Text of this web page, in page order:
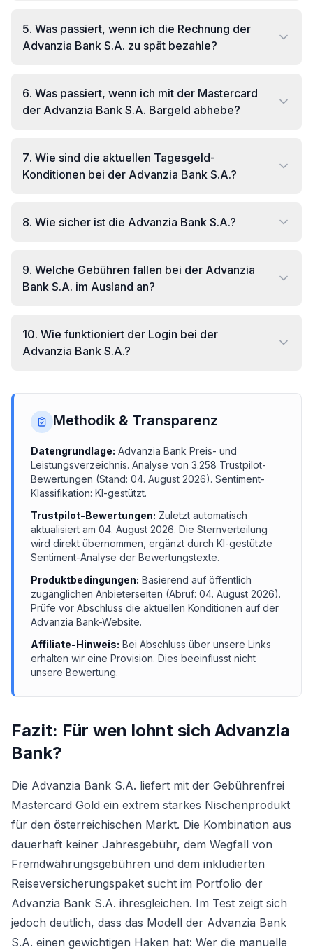
5. Was passiert, wenn ich die Rechnung der
Advanzia Bank S.A. zu spät bezahle?
6. Was passiert, wenn ich mit der Mastercard
der Advanzia Bank S.A. Bargeld abhebe?
7. Wie sind die aktuellen Tagesgeld-
Konditionen bei der Advanzia Bank S.A.?
8. Wie sicher ist die Advanzia Bank S.A.?
9. Welche Gebühren fallen bei der Advanzia
Bank S.A. im Ausland an?
10. Wie funktioniert der Login bei der
Advanzia Bank S.A.?
Methodik & Transparenz
Datengrundlage: Advanzia Bank Preis- und
Leistungsverzeichnis. Analyse von 3.258 Trustpilot-
Bewertungen (Stand: 04. August 2026). Sentiment-
Klassifikation: KI-gestützt.
Trustpilot-Bewertungen: Zuletzt automatisch
aktualisiert am 04. August 2026. Die Sternverteilung
wird direkt übernommen, ergänzt durch KI-gestützte
Sentiment-Analyse der Bewertungstexte.
Produktbedingungen: Basierend auf öffentlich
zugänglichen Anbieterseiten (Abruf: 04. August 2026).
Prüfe vor Abschluss die aktuellen Konditionen auf der
Advanzia Bank-Website.
Affiliate-Hinweis: Bei Abschluss über unsere Links
erhalten wir eine Provision. Dies beeinflusst nicht
unsere Bewertung.
Fazit: Für wen lohnt sich Advanzia
Bank?
Die Advanzia Bank S.A. liefert mit der Gebührenfrei
Mastercard Gold ein extrem starkes Nischenprodukt
für den österreichischen Markt. Die Kombination aus
dauerhaft keiner Jahresgebühr, dem Wegfall von
Fremdwährungsgebühren und dem inkludierten
Reiseversicherungspaket sucht im Portfolio der
Advanzia Bank S.A. ihresgleichen. Im Test zeigt sich
jedoch deutlich, dass das Modell der Advanzia Bank
S.A. einen gewichtigen Haken hat: Wer die manuelle